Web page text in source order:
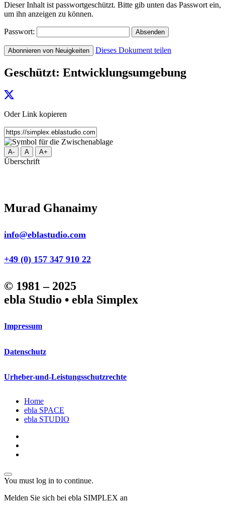
Dieser Inhalt ist passwortgeschützt. Bitte gib unten das Passwort ein,
um ihn anzeigen zu können.
Passwort:
Abonnieren von Neuigkeiten Dieses Dokument teilen
Geschützt: Entwicklungsumgebung
Oder Link kopieren
A- A A+
Überschrift
Murad Ghanaimy
info@eblastudio.com
+49 (0) 157 347 910 22
© 1981 – 2025
ebla Studio • ebla Simplex
Impressum
Datenschutz
Urheber-und-Leistungsschutzrechte
Close
Menu
Home
ebla SPACE
ebla STUDIO
You must log in to continue.
Melden Sie sich bei ebla SIMPLEX an